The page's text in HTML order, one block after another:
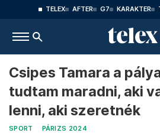
TELEX AFTER G7 KARAKTER
Csipes Tamara a
tudtam maradni, aki
lenni, aki szeretnék
SPORT PÁRIZS 2024